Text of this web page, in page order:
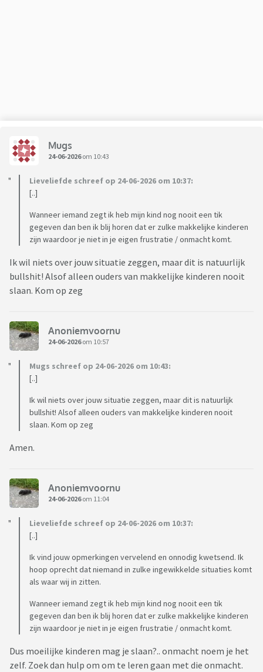
Mugs
24-06-2026om 10:43
Lieveliefde schreef op 24-06-2026 om 10:37:
[..]
Wanneer iemand zegt ik heb mijn kind nog nooit een tik
gegeven dan ben ik blij horen dat er zulke makkelijke kinderen
zijn waardoor je niet in je eigen frustratie / onmacht komt.
Ik wil niets over jouw situatie zeggen, maar dit is natuurlijk
bullshit! Alsof alleen ouders van makkelijke kinderen nooit
slaan. Kom op zeg
Anoniemvoornu
24-06-2026om 10:57
Mugs schreef op 24-06-2026 om 10:43:
[..]
Ik wil niets over jouw situatie zeggen, maar dit is natuurlijk
bullshit! Alsof alleen ouders van makkelijke kinderen nooit
slaan. Kom op zeg
Amen.
Anoniemvoornu
24-06-2026om 11:04
Lieveliefde schreef op 24-06-2026 om 10:37:
[..]
Ik vind jouw opmerkingen vervelend en onnodig kwetsend. Ik
hoop oprecht dat niemand in zulke ingewikkelde situaties komt
als waar wij in zitten.
Wanneer iemand zegt ik heb mijn kind nog nooit een tik
gegeven dan ben ik blij horen dat er zulke makkelijke kinderen
zijn waardoor je niet in je eigen frustratie / onmacht komt.
Dus moeilijke kinderen mag je slaan?.. onmacht noem je het
zelf. Zoek dan hulp om om te leren gaan met die onmacht.